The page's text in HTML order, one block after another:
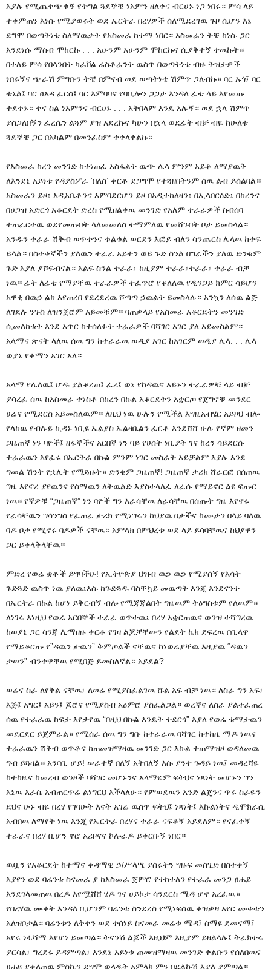
እያሉ የሚጨቀጭቁኝ የትግል ጓደኞቼ ነአምን ዘለቀና ብርሀኑ ነጋ ነበሩ። ምሳ ላይ
ተቀምጠን እነሱ የሚያወሩት ወደ ኤርትራ በረሃዎች ሰለሚደረገዉ ጉዞ ሲሆን እኔ
ደግሞ በወጣትነቴ ስለማዉቃት የአስመራ ከተማ ነበር። አስመራን ትቼ ከነሱ ጋር
እንደነሱ ማሰብ ሞከርኩ . . . አሁንም አሁንም ሞከርኩና ሲያቅተኝ ተዉኩት።
በተለይ ምሳ የበላንበት ካራቨል ሬስቶራንት ዉስጥ በወጣትነቴ ብዙ ትዝታዎች
ነበሩኝና ጭራሽ ምግቡን ትቼ በምናብ ወደ ወጣትነቴ ሽምጥ ጋለብኩ። ባር ኡጎ፤ ባር
ቱኔል፤ ባር ፀአዳ ፈርስ፤ ባር እምባባና የባቢሎን ጋጋታ እንዳለ ፊቴ ላይ እየመጡ
ተደቀኑ። ቀና ስል ነአምንና ብርሀኑ . . . አትበላም እንዴ አሉኝ። ወደ ኋላ ሽምጥ
ያስጋለበኝን ፈረሴን ልጓም ያዝ አደረኩና ካሁን በኋላ ወደፊት ብቻ ብዬ ከሁለቱ
ጓደኞቼ ጋር በአካልም በመንፈስም ተቀላቀልኩ።
የአስመራ ከረን መንገድ ከተነጠፈ አስፋልት ዉጭ ሌላ ምንም አይቶ ለማያዉቅ
ለእንደኔ አይነቱ የዳያስፖራ ‘በለስ’ ቀርቶ ደጋግሞ የተጓዘበትንም ሰዉ ልብ ይሰልባል።
አስመራን ይዞ፤ አዲአቤቶንና እምባደርሆን ይዞ በአዲተከለዛን፤ በኢላበርዕድ፤ በከረንና
በሀጋዝ አድርጎ አቆርደት ድረስ የሚዘልቀዉ መንገድ የአለም ተራራዎች ስብሰባ
ተጠራርተዉ ወደየመጡበት ላለመመለስ ተማምለዉ የመሸጉበት ቦታ ይመስላል።
አንዱን ተራራ ሽቅብ ወጥተንና ቁልቁል ወርደን እፎይ ብለን ሳንጨርስ ሌላዉ ከተፍ
ይላል። በስተቀኛችን ያለዉን ተራራ አይተን ወይ ጉድ ስንል በግራችን ያለዉ ድንቄም
ጉድ እያለ ያሾፍብናል። እልፍ ስንል ተራራ፤ ከዚያም ተራራ፤ተራራ፤ ተራራ ብቻ
ነዉ። ፊት ለፊቴ የማያቸዉ ተራራዎች ተፈጥሮ የቆለለዉ የዲንጋይ ክምር ሳይሆን
አዋቂ በዉኃ ልክ እየጠረበ የደረደረዉ ሾጣጣ ኃዉልት ይመስላሉ። አንኳን ለሰዉ ልጅ
ለገደሉ ንጉስ ለዝንጀሮም አይመቹም። ባጠቃላይ የአስመራ አቆርደትን መንገድ
ሲመለከቱት እንደ አጥር ከተሰለፉት ተራራዎች ባሻገር አገር ያለ አይመስልም።
አላማና ጽናት ላለዉ ሰዉ ግን ከተራራዉ ወዲያ አገር ከአገርም ወዲያ ሌላ. . . ሌላ
ወያኔ የቀማን አገር አለ።
አላማ የሌለዉ፤ ሆዱ ያልቆረጠ፤ ፈሪ፤ ወኔ የከዳዉና አይኑን ተራራዎቹ ላይ ብቻ
ያሳረፈ ሰዉ ከአስመራ ተነስቶ በከረን በኩል አቆርደትን አቋርጦ የጀግኖቹ መንደር
ሀሬና የሚደርስ አይመስለዉም። ለዚህ ነዉ ሁሉን የሚችል እግዚአብሄር አይዞህ ብሎ
የላከዉ የብሉይ ኪዳኑ ነቢዩ ኤልያስ ኤልዛቤልን ፈርቶ እንደሸሸ ሁሉ የኛም ዘመን
ጋዜጠኛ ነን ባዮች፤ ዘፋኞችና አርበኛ ነን ባይ የሀሰት ነቢያት ገና ከረን ሳይደርሱ
ተራራዉን እየፈሩ በኤርትራ በኩል ምንም ነገር መስራት አይቻልም እያሉ እንደ
ግመል ሽንት የኋሊት የሚጓዙት። ድንቄም ጋዜጠኛ! ጋዜጠኛ ታሪክ ሸራርፎ በሰጠዉ
ግዜ እየኖረ ያየዉንና የሰማዉን ለትዉልድ እያስተላለፈ ለራሱ የማይኖር ልዩ ፍጡር
ነዉ። የኛዎቹ “ጋዜጠኛ” ነን ባዮች ግን እራሳቸዉ ለራሳቸዉ በሰጡት ግዜ እየኖሩ
የራሳቸዉን ግሳንግስ የፈጠራ ታሪክ የሚነግሩን ከህያዉ በታችና ከሙታን በላይ ባለዉ
ባዶ ቦታ የሚኖሩ ባዶዎች ናቸዉ። አምላክ በምህረቱ ወደ ላይ ይሳባቸዉና ከህያዋን
ጋር ይቀላቅላቸዉ።
ምድረ የወሬ ቋቶች ይግባችሁ! የኢትዮጵያ ህዝብ ዉኃ ዉኃ የሚያሰኝ የእሳት
ጉድጓድ ዉስጥ ነዉ ያለዉ፤እሱ ከጉድጓዱ ባስቸኳይ መዉጣት እንጂ እንደናንተ
በኤርትራ በኩል ከሆነ ይቅርብኝ ብሎ የሚጃጃልበት ግዜዉም ትዕግስቱም የለዉም።
ለነገሩ እነዚህ የወሬ አርበኞች ተራራ ወጥተዉ፤ በረሃ አቋርጠዉና ወንዝ ተሻግረዉ
ከወያኔ ጋር ሳንጃ ሊማዘዙ ቀርቶ የገዛ ልጆቻቸውን የልደት ኬክ ደፍረዉ በቢላዋ
የማይቆርጡ የ”ዳዉን ታዉን” ቅምጦልች ናቸዉና ከነወሬያቸዉ እዚያዉ “ዳዉን
ታወን” ብንተዋቸዉ የሚበጅ ይመስለኛል። አይደል?
ወሬና ስራ ለየቅል ናቸዉ፤ ለወሬ የሚያስፈልገዉ ሹል አፍ ብቻ ነዉ። ለስራ ግን አፍ፤
እጅ፤ አግር፤ አይን፤ ጆሮና የሚያስብ አዕምሮ ያስፈልጋል። ወረኛና ለስራ ያልተፈጠረ
ሰዉ የተራራዉ ከፍታ እየታየዉ “በዚህ በኩል እንዴት ተደርጎ” እያለ የወሬ ቱማታዉን
መደርደር ይጀምራል። የሚሰራ ሰዉ ግን ግቡ ከተራራዉ ባሻገር ከተከዜ ማዶ ነዉና
ተራራዉን ሽቅብ ወጥቶና ከጠመዝማዛዉ መንገድ ጋር እኩል ተጠማዝዞ ወዳለመዉ
ግብ ይጓዛል። አንባቢ ሆይ! ሠራተኛ በለኝ አትበለኝ እሱ ያንተ ጉዳይ ነዉ፤ መዳረሻዬ
ከተከዜና ከመረብ ወንዞች ባሻገር መሆኑንና አላማዬም ፍትህና ነጻነት መሆኑን ግን
እኔዉ እራሴ አብጠርጥሬ ልነግርህ እችላለሁ። የምወደዉን አንድ ልጄንና ጥሩ ስራዬን
ደህና ሁኑ ብዬ በረሃ የገባሁት እናት አገሬ ዉስጥ ፍትህ፤ ነጻነት፤ እኩልነትና ዲሞክራሲ
አብበዉ ለማየት ነዉ እንጂ የኤርትራ በረሃና ተራራ ናፍቆኝ አይደለም። የናፈቀኝ
ተራራና በረሃ ቢሆን ኖሮ አሪዞናና ኮሎራዶ ይቀርቡኝ ነበር።
ዉቧን የአቆርደት ከተማና ቀዳማዊ ኃ/ሥላሤ ያሰሩትን ግዙፍ መስጊድ በስተቀኝ
እያየን ወደ ባሬንቱ ስናመራ ያ ከአስመራ ጀምሮ የተከተለን የተራራ መንጋ ፀሐይ
እንደገላመጠዉ በረዶ እየሟሸሸ ሄዶ ገና ሀይኮታ ሳንደርስ ሜዳ ሆኖ አረፈዉ።
የበረሃዉ ሙቀት እንዳለ ቢሆንም ባሬንቱ ስንደረስ የሚነፍሰዉ ቀዝቃዛ አየር ሙቀቱን
አለዝቦታል። ባሬንቱን ለቅቀን ወደ ተሰነይ ስናመራ መሬቱ ሜዳ፤ ሰማዩ ደመናማ፤
አየሩ ነፋሻማ እየሆነ ይመጣል። ትናንሽ ልጆች እዚህም እዚያም ይዘልላሉ፤ ትራክተሩ
ያርሳል፤ ግረደሩ ይዳምጣል፤ እንደኔ አይነቱ ጠመዝማዛዉ መንገድ ቀልቡን የሰለበዉና
ፀሐዩ ያቀለጠዉ ምስኪን ደግሞ ወላዲት አምላክ ምን በደልኩሽ እያለ ያምጣል።